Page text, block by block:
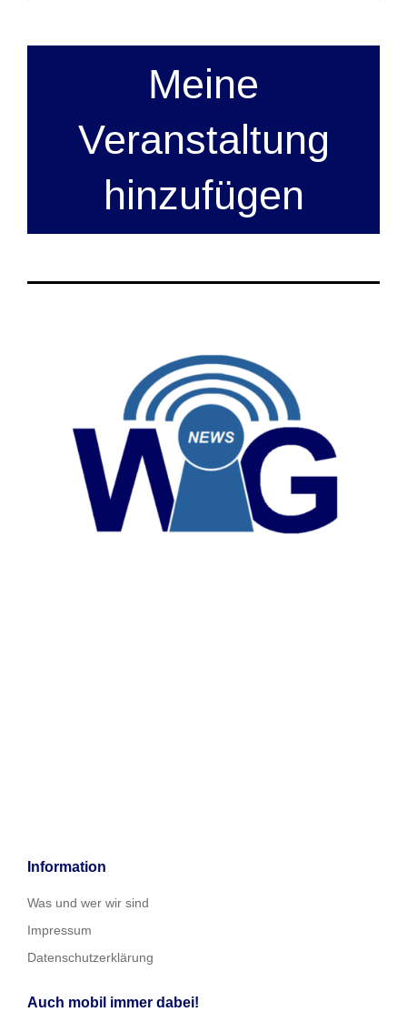
Meine
Veranstaltung
hinzufügen
Information
Was und wer wir sind
Impressum
Datenschutzerklärung
Auch mobil immer dabei!